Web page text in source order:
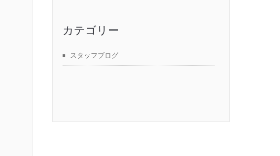
カテゴリー
スタッフブログ